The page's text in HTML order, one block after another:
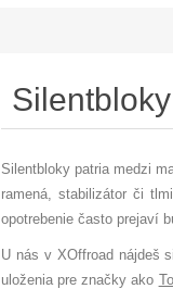
Silentbloky
Silentbloky patria medzi
ramená, stabilizátor či
opotrebenie často prejaví
U nás v XOffroad nájdeš
uloženia pre značky ako